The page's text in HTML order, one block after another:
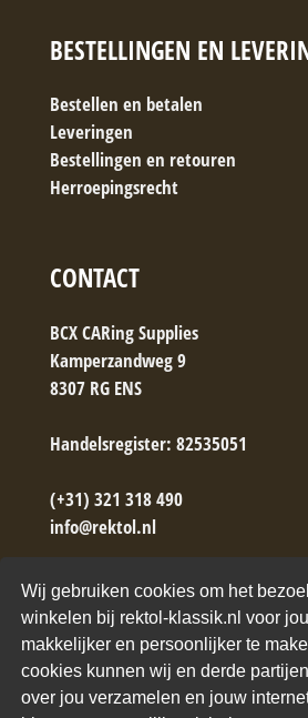
Wij gebruiken cookies om het
winkelen bij rektol-klassik.nl voor
makkelijker en persoonlijker te
cookies kunnen wij en derde
over jou verzamelen en jouw
BESTELLINGEN EN
Bestellen en betalen
Leveringen
Bestellingen en retouren
Herroepingsrecht
CONTACT
BCX CARing Supplies
Kamperzandweg 9
8307 RG ENS
Handelsregister: 82535051
(+31) 321 318 490
info@rektol.nl
→ Contactformulier